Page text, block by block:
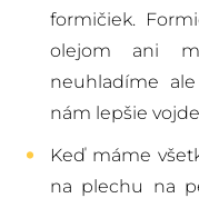
formičiek.
olejom ani
neuhladíme
nám lepšie
Keď máme
na plechu na